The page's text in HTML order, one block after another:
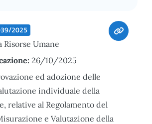
2025
Risorse Umane
26/10/2025
ed adozione delle
individuale della
relative al Regolamento del
e Valutazione della